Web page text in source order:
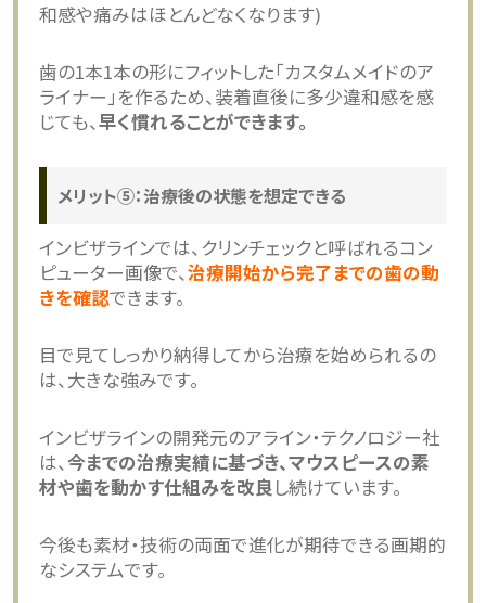
和感や痛みはほとんどなくなります)
歯の1本1本の形にフィットした「カスタムメイドのア
ライナー」を作るため、装着直後に多少違和感を感
じても、早く慣れることができます。
メリット⑤：治療後の状態を想定できる
インビザラインでは、クリンチェックと呼ばれるコン
ピューター画像で、治療開始から完了までの歯の動
きを確認できます。
目で見てしっかり納得してから治療を始められるの
は、大きな強みです。
インビザラインの開発元のアライン・テクノロジー社
は、今までの治療実績に基づき、マウスピースの素
材や歯を動かす仕組みを改良し続けています。
今後も素材・技術の両面で進化が期待できる画期的
なシステムです。